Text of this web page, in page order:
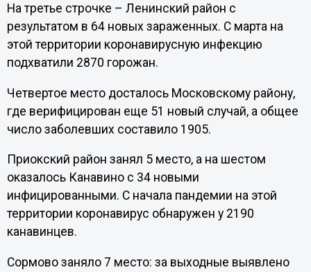
На третье строчке – Ленинский район с
результатом в 64 новых зараженных. С марта на
этой территории коронавирусную инфекцию
подхватили 2870 горожан.
Четвертое место досталось Московскому району,
где верифицирован еще 51 новый случай, а общее
число заболевших составило 1905.
Приокский район занял 5 место, а на шестом
оказалось Канавино с 34 новыми
инфицированными. С начала пандемии на этой
территории коронавирус обнаружен у 2190
канавинцев.
Сормово заняло 7 место: за выходные выявлено